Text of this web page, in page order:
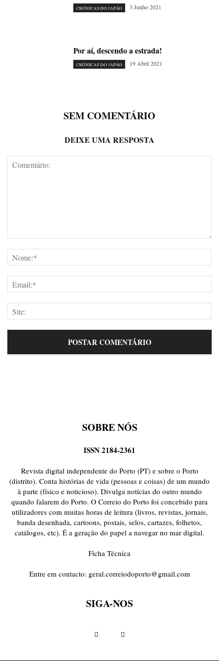
CRÓNICAS DO JAPÃO 3 Junho 2021
Por aí, descendo a estrada!
CRÓNICAS DO JAPÃO 19 Abril 2021
SEM COMENTÁRIO
DEIXE UMA RESPOSTA
SOBRE NÓS
ISSN 2184-2361
Revista digital independente do Porto (PT) e sobre o Porto
(distrito). Conta histórias de vida (pessoas e coisas) de um mundo
à parte (físico e noticioso). Divulga notícias do outro mundo
quando falarem do Porto. O Correio do Porto foi concebido para
utilizadores com muitas horas de leitura (livros, revistas, jornais,
banda desenhada, cartoons, postais, selos, cartazes, folhetos,
catálogos, etc). É a geração do papel a navegar no mar digital.
Ficha Técnica
Entre em contacto: geral.correiodoporto@gmail.com
SIGA-NOS